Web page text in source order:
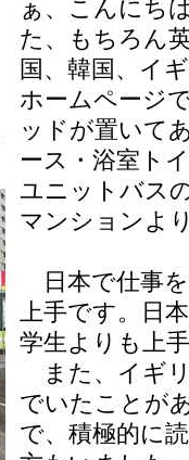
ぁ、こんにち
た、もちろん
国、韓国、イ
ホームページ
ッドが置いて
ース・浴室ト
ユニットバス
マンションよ
日本で仕事
上手です。日
学生よりも上
また、イギ
でいたことが
で、積極的に